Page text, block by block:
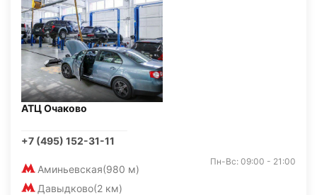
АТЦ Очаково
+7 (495) 152-31-11
Аминьевская(980 м)
Давыдково(2 км)
Пн-Вс: 09:00 - 21:00